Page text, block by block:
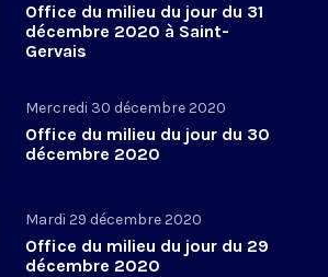
Office du milieu du jour du 31
décembre 2020 à Saint-
Gervais
Mercredi 30 décembre 2020
Office du milieu du jour du 30
décembre 2020
Mardi 29 décembre 2020
Office du milieu du jour du 29
décembre 2020